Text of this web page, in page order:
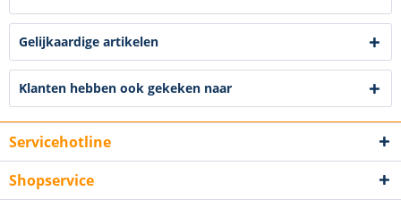
Gelijkaardige artikelen
Klanten hebben ook gekeken naar
Servicehotline
Shopservice